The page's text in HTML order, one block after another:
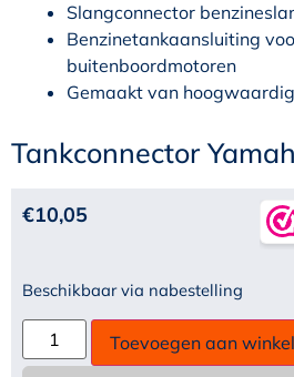
Slangconnector
Benzinetankaansluiting
buitenboordmotoren
Gemaakt van
Tankconnector
€10,05
Beschikbaar via nabestelling
Toevoegen aan